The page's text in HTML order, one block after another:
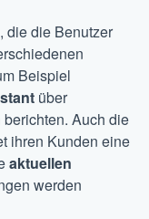
, die die Benutzer
Beispiel
über
Auch die
ihren Kunden eine
aktuellen
werden